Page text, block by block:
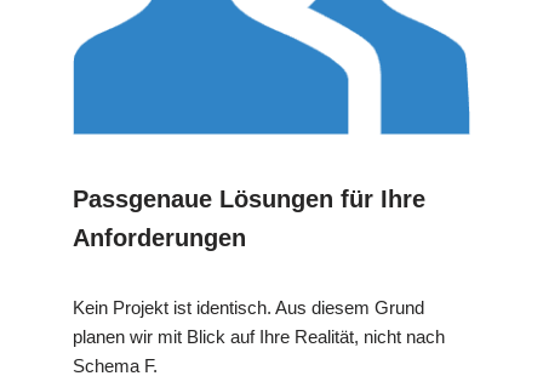
Passgenaue Lösungen für Ihre
Anforderungen
Kein Projekt ist identisch. Aus diesem Grund
planen wir mit Blick auf Ihre Realität, nicht nach
Schema F.